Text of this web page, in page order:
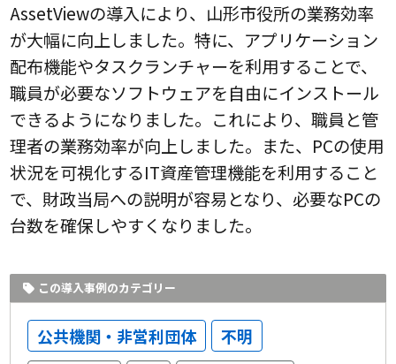
AssetViewの導入により、山形市役所の業務効率
が大幅に向上しました。特に、アプリケーション
配布機能やタスクランチャーを利用することで、
職員が必要なソフトウェアを自由にインストール
できるようになりました。これにより、職員と管
理者の業務効率が向上しました。また、PCの使用
状況を可視化するIT資産管理機能を利用すること
で、財政当局への説明が容易となり、必要なPCの
台数を確保しやすくなりました。
この導入事例のカテゴリー
公共機関・非営利団体 不明